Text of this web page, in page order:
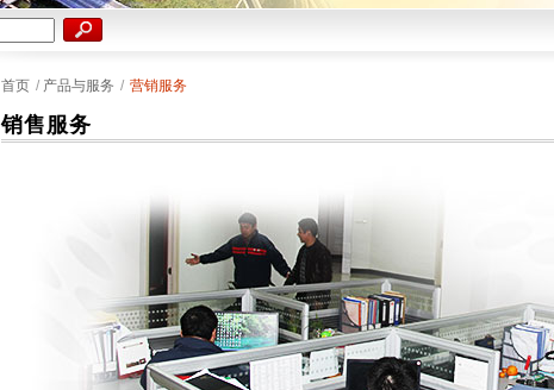
首页 / 产品与服务 / 营销服务
销售服务